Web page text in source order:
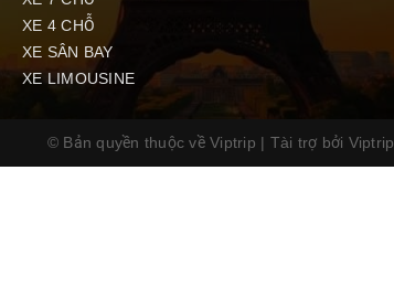
XE 4 CHỖ
XE SÂN BAY
XE LIMOUSINE
© Bản quyền thuộc về Viptrip | Tài trợ bởi Viptrip